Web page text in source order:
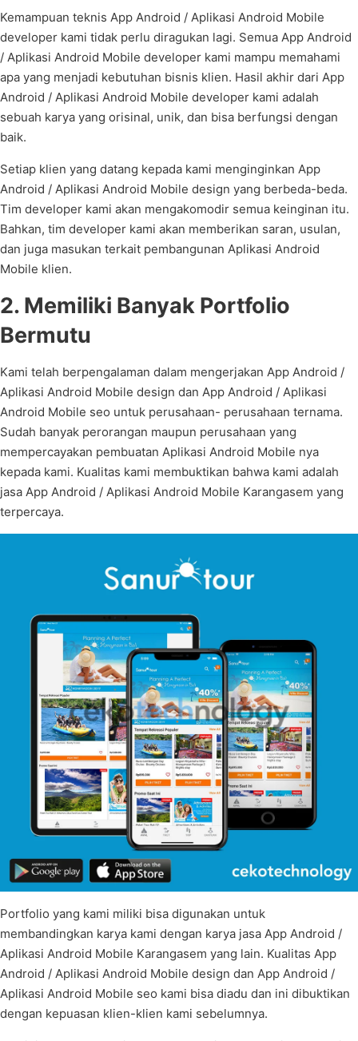
Kemampuan teknis App Android / Aplikasi Android Mobile
developer kami tidak perlu diragukan lagi. Semua App Android
/ Aplikasi Android Mobile developer kami mampu memahami
apa yang menjadi kebutuhan bisnis klien. Hasil akhir dari App
Android / Aplikasi Android Mobile developer kami adalah
sebuah karya yang orisinal, unik, dan bisa berfungsi dengan
baik.
Setiap klien yang datang kepada kami menginginkan App
Android / Aplikasi Android Mobile design yang berbeda-beda.
Tim developer kami akan mengakomodir semua keinginan itu.
Bahkan, tim developer kami akan memberikan saran, usulan,
dan juga masukan terkait pembangunan Aplikasi Android
Mobile klien.
2. Memiliki Banyak Portfolio
Bermutu
Kami telah berpengalaman dalam mengerjakan App Android /
Aplikasi Android Mobile design dan App Android / Aplikasi
Android Mobile seo untuk perusahaan- perusahaan ternama.
Sudah banyak perorangan maupun perusahaan yang
mempercayakan pembuatan Aplikasi Android Mobile nya
kepada kami. Kualitas kami membuktikan bahwa kami adalah
jasa App Android / Aplikasi Android Mobile Karangasem yang
terpercaya.
Portfolio yang kami miliki bisa digunakan untuk
membandingkan karya kami dengan karya jasa App Android /
Aplikasi Android Mobile Karangasem yang lain. Kualitas App
Android / Aplikasi Android Mobile design dan App Android /
Aplikasi Android Mobile seo kami bisa diadu dan ini dibuktikan
dengan kepuasan klien-klien kami sebelumnya.